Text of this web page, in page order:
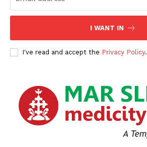
I WANT IN
I've read and accept the Privacy Policy.